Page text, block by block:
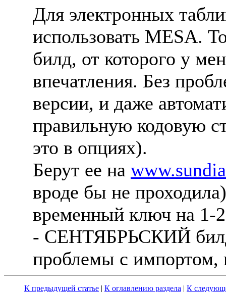
Для электронных
использовать MESA.
билд, от которого у
впечатления. Без
версии, и даже
правильную кодовую
это в опциях).
Берут ее на
вроде бы не
временный ключ на 1-
- СЕHТЯБРЬСКИЙ
проблемы с импортом,
К предыдущей статье | К оглавлению раздела | К